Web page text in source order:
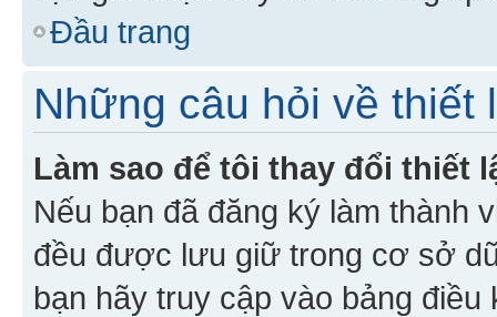
Đầu trang
Những câu hỏi về thiết
Làm sao để tôi thay đổi thiết
Nếu bạn đã đăng ký làm thành
đều được lưu giữ trong cơ sở
bạn hãy truy cập vào bảng